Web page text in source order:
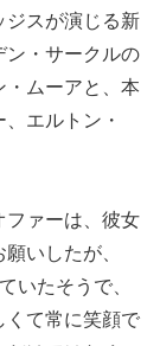
ジスが演じる新
ン・サークルの
・ムーアと、本
エルトン・
ファーは、彼女
いしたが、
いたそうで、
くて常に笑顔で